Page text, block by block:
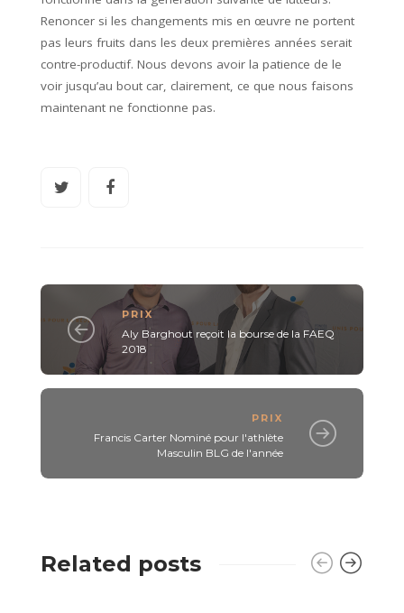
Renoncer si les changements mis en œuvre ne portent
pas leurs fruits dans les deux premières années serait
contre-productif. Nous devons avoir la patience de le
voir jusqu’au bout car, clairement, ce que nous faisons
maintenant ne fonctionne pas.
PRIX
Aly Barghout reçoit la bourse de la FAEQ
2018
PRIX
Francis Carter Nominé pour l'athlète
Masculin BLG de l'année
Related posts